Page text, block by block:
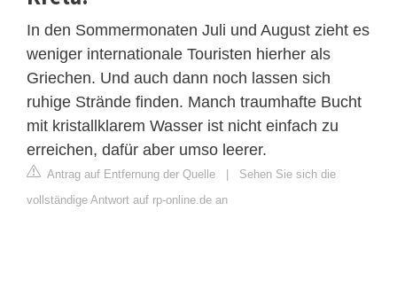
In den Sommermonaten Juli und August zieht es
weniger internationale Touristen hierher als
Griechen. Und auch dann noch lassen sich
ruhige Strände finden. Manch traumhafte Bucht
mit kristallklarem Wasser ist nicht einfach zu
erreichen, dafür aber umso leerer.
Antrag auf Entfernung der Quelle | Sehen Sie sich die
vollständige Antwort auf rp-online.de an